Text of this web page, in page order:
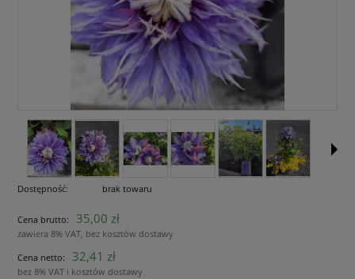
Dostępność: brak towaru
Cena brutto: 35,00 zł
zawiera 8% VAT, bez kosztów dostawy
Cena netto:
32,41 zł
bez 8% VAT i kosztów dostawy